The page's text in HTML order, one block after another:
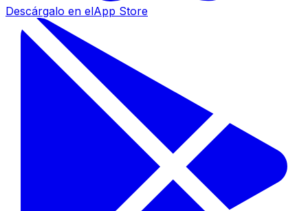
Descárgalo en elApp Store